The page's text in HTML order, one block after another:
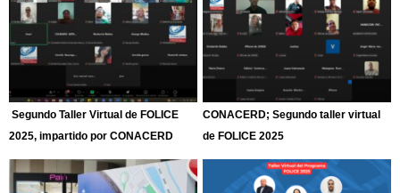
Segundo Taller Virtual de FOLICE
2025, impartido por CONACERD
CONACERD; Segundo taller virtual
de FOLICE 2025